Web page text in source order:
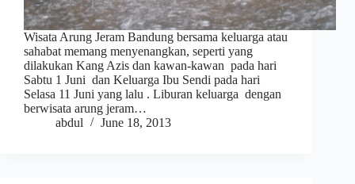
Wisata Arung Jeram Bandung bersama keluarga atau
sahabat memang menyenangkan, seperti yang
dilakukan Kang Azis dan kawan-kawan pada hari
Sabtu 1 Juni dan Keluarga Ibu Sendi pada hari
Selasa 11 Juni yang lalu . Liburan keluarga dengan
berwisata arung jeram…
abdul
June 18, 2013